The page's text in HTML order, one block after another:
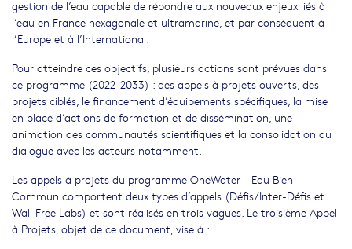
gestion de l’eau capable de répondre aux nouveaux enjeux liés à
l’eau en France hexagonale et ultramarine, et par conséquent à
l’Europe et à l’International.
Pour atteindre ces objectifs, plusieurs actions sont prévues dans
ce programme (2022-2033) : des appels à projets ouverts, des
projets ciblés, le financement d’équipements spécifiques, la mise
en place d’actions de formation et de dissémination, une
animation des communautés scientifiques et la consolidation du
dialogue avec les acteurs notamment.
Les appels à projets du programme OneWater - Eau Bien
Commun comportent deux types d’appels (Défis/Inter-Défis et
Wall Free Labs) et sont réalisés en trois vagues. Le troisième Appel
à Projets, objet de ce document, vise à :